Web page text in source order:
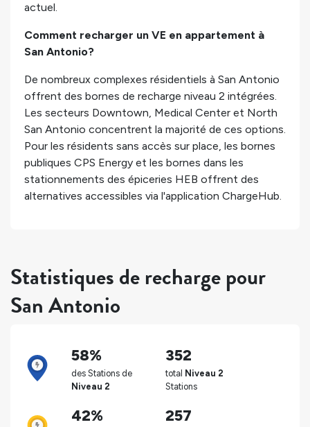
actuel.
Comment recharger un VE en appartement à
San Antonio?
De nombreux complexes résidentiels à San Antonio
offrent des bornes de recharge niveau 2 intégrées.
Les secteurs Downtown, Medical Center et North
San Antonio concentrent la majorité de ces options.
Pour les résidents sans accès sur place, les bornes
publiques CPS Energy et les bornes dans les
stationnements des épiceries HEB offrent des
alternatives accessibles via l'application ChargeHub.
Statistiques de recharge pour
San Antonio
58%
des Stations de
Niveau 2
352
total Niveau 2
Stations
42% 257